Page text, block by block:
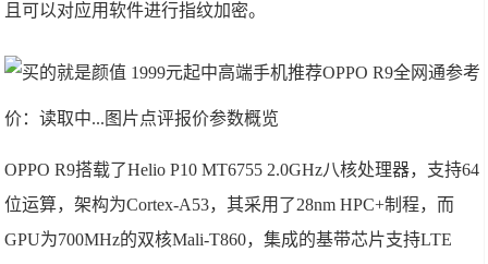
且可以对应用软件进行指纹加密。
OPPO R9全网通参考
价：读取中...图片点评报价参数概览
OPPO R9搭载了Helio P10 MT6755 2.0GHz八核处理器，支持64
位运算，架构为Cortex-A53，其采用了28nm HPC+制程，而
GPU为700MHz的双核Mali-T860，集成的基带芯片支持LTE